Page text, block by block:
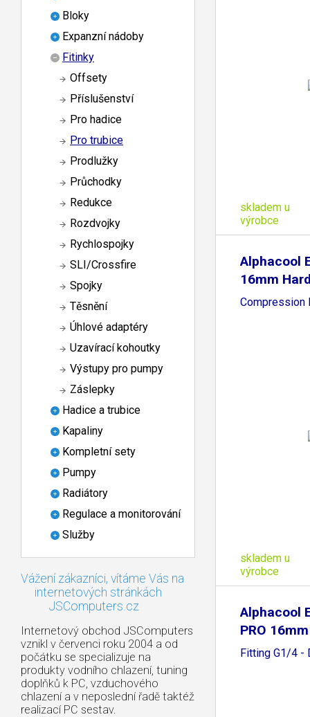
Bloky
Expanzní nádoby
Fitinky
Offsety
Příslušenství
Pro hadice
Pro trubice
Prodlužky
Průchodky
Redukce
Rozdvojky
Rychlospojky
SLI/Crossfire
Spojky
Těsnění
Úhlové adaptéry
Uzavírací kohoutky
Výstupy pro pumpy
Záslepky
Hadice a trubice
Kapaliny
Kompletní sety
Pumpy
Radiátory
Regulace a monitorování
Služby
Vážení zákazníci, vítáme Vás na
internetových stránkách
JSComputers.cz
Internetový obchod JSComputers
vznikl v červenci roku 2004 a od
počátku se specializuje na
produkty vodního chlazení, tuning
doplňků k PC, vzduchového
chlazení a v neposlední řadě taktéž
realizací PC sestav.
skladem u
výrobce
Alphacool
16mm
Compression
skladem u
výrobce
Alphacool
PRO
Fitting G1/4 -